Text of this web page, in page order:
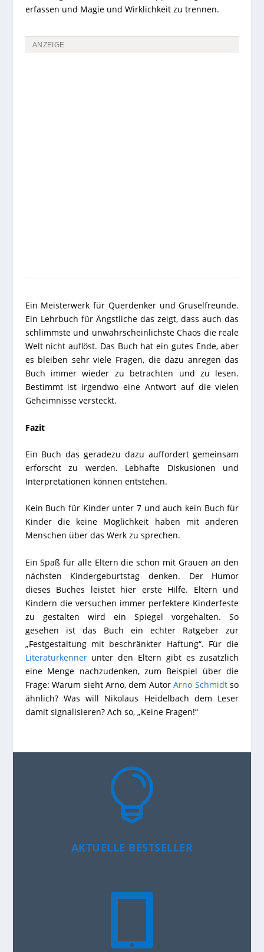
erfassen und Magie und Wirklichkeit zu trennen.
ANZEIGE
Ein Meisterwerk für Querdenker und Gruselfreunde.
Ein Lehrbuch für Ängstliche das zeigt, dass auch das
schlimmste und unwahrscheinlichste Chaos die reale
Welt nicht auflöst. Das Buch hat ein gutes Ende, aber
es bleiben sehr viele Fragen, die dazu anregen das
Buch immer wieder zu betrachten und zu lesen.
Bestimmt ist irgendwo eine Antwort auf die vielen
Geheimnisse versteckt.
Fazit
Ein Buch das geradezu dazu auffordert gemeinsam
erforscht zu werden. Lebhafte Diskusionen und
Interpretationen können entstehen.
Kein Buch für Kinder unter 7 und auch kein Buch für
Kinder die keine Möglichkeit haben mit anderen
Menschen über das Werk zu sprechen.
Ein Spaß für alle Eltern die schon mit Grauen an den
nächsten Kindergeburtstag denken. Der Humor
dieses Buches leistet hier erste Hilfe. Eltern und
Kindern die versuchen immer perfektere Kinderfeste
zu gestalten wird ein Spiegel vorgehalten. So
gesehen ist das Buch ein echter Ratgeber zur
„Festgestaltung mit beschränkter Haftung“. Für die
Literaturkennerunter den Eltern gibt es zusätzlich
eine Menge nachzudenken, zum Beispiel über die
Frage: Warum sieht Arno, dem AutorArno Schmidtso
ähnlich? Was will Nikolaus Heidelbach dem Leser
damit signalisieren? Ach so, „Keine Fragen!“

AKTUELLE BESTSELLER